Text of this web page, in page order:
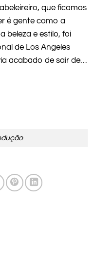
que ficamos
é gente como a
beleza e estilo, foi
de Los Angeles
acabado de sair de…